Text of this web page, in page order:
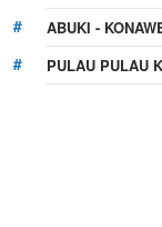
ABUKI -
PULAU PULAU